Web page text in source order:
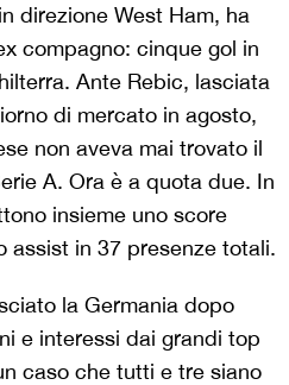
direzione West Ham, ha
compagno: cinque gol in
Ante Rebic, lasciata
di mercato in agosto,
non aveva mai trovato il
A. Ora è a quota due. In
insieme uno score
assist in 37 presenze totali.
la Germania dopo
e interessi dai grandi top
caso che tutti e tre siano